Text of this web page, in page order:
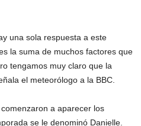
una sola respuesta a este
la suma de muchos factores que
tengamos muy claro que la
el meteorólogo a la BBC.
a aparecer los
se le denominó Danielle.